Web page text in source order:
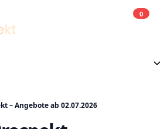
0
– Angebote ab 02.07.2026